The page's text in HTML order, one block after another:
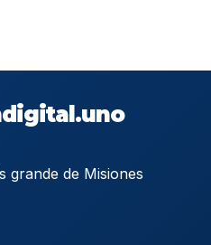
grande de Misiones